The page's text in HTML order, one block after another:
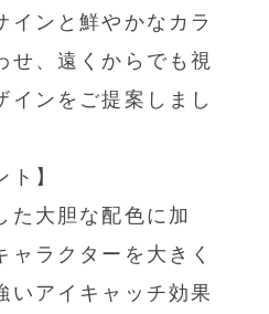
インと鮮やかなカラ
せ、遠くからでも視
インをご提案しまし
ト】
た大胆な配色に加
ャラクターを大きく
いアイキャッチ効果